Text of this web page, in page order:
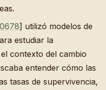
] utilizó modelos de
estudiar la
contexto del cambio
entender cómo las
tasas de supervivencia,